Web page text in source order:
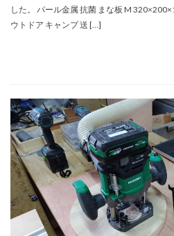
した。 パール金属 抗菌 まな板 M
ウトドア キャンプ 送 […]